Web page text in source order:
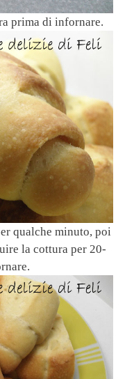
prima di infornare.
qualche minuto, poi
la cottura per 20-